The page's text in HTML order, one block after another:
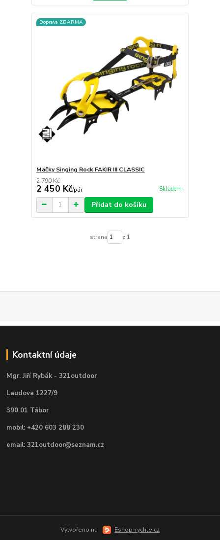
Doprava ZDARMA
Mačky Singing Rock FAKIR III CLASSIC
2 790 Kč
2 450 Kč/pár Skladem
Přidat do košíku
strana z 1
Kontaktní údaje
Mgr. Jiří Rybák - 321outdoor
Laudova 1227/9
390 01 Tábor
mobil: +420 603 288 230
email: 321outdoor@seznam.cz
Vytvořeno na Eshop-rychle.cz